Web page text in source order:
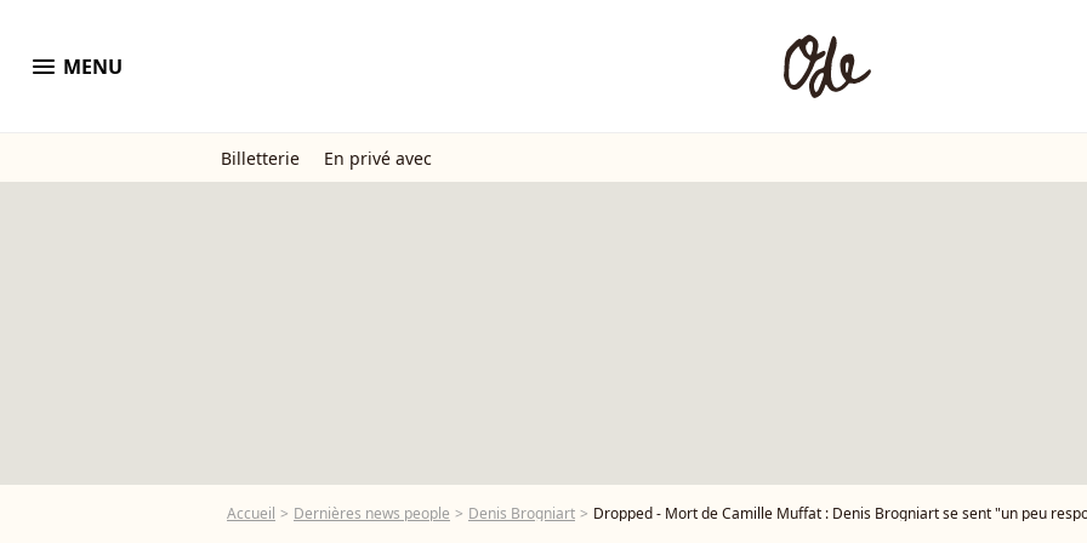
menu MENU
Billetterie En privé avec
Accueil Dernières news people Denis Brogniart Dropped - Mort de Camille Muffat : Denis Brogniart se sent "un peu